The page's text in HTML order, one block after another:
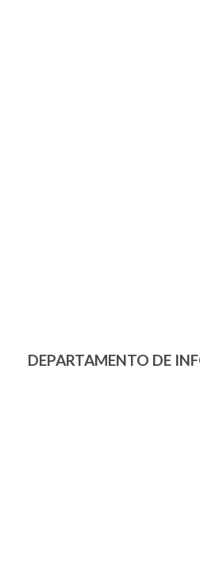
DEPARTAMENTO DE